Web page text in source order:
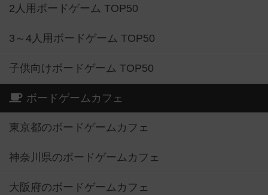
2人用ボードゲーム TOP50
3～4人用ボードゲーム TOP50
子供向けボードゲーム TOP50
ボードゲームカフェ
東京都のボードゲームカフェ
神奈川県のボードゲームカフェ
大阪府のボードゲームカフェ